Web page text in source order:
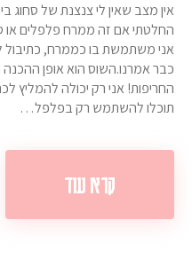
אין מצב שאין לי צנצנת של סחוג
החלטתי אם זה ממרח פלפלים או
אני משתמשת בו כממרח, כתיבול
כבר אמרנו.השוס הוא אופן
החריפות! אני רק יכולה להמליץ
תוכלו להשתמש רק בפלפל…
קרא עוד